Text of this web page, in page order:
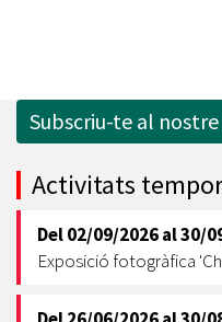
Subscriu-te al
Activitats
Del02/09/2026al30/
Exposició fotogràfica